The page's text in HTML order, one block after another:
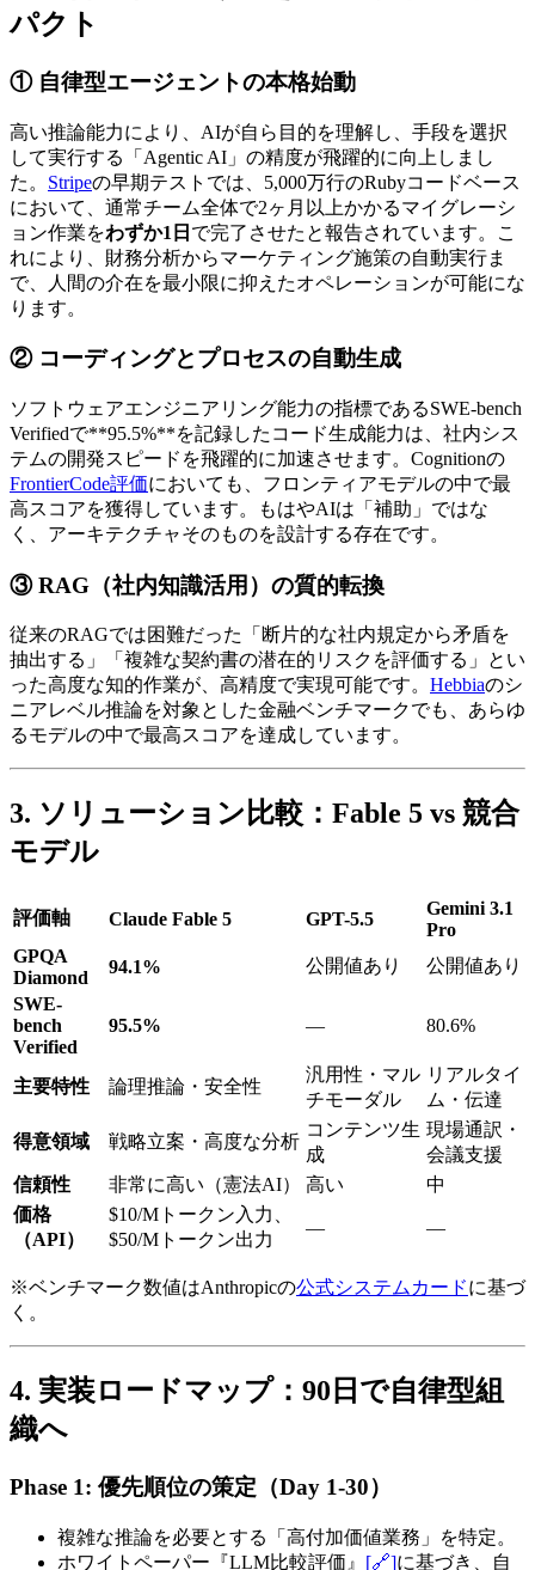
パクト
① 自律型エージェントの本格始動
高い推論能力により、AIが自ら目的を理解し、手段を選択
して実行する「Agentic AI」の精度が飛躍的に向上しまし
た。 Stripeの早期テストでは、5,000万行のRubyコードベース
において、通常チーム全体で2ヶ月以上かかるマイグレーシ
ョン作業をわずか1日 で完了させたと報告されています。こ
れにより、財務分析からマーケティング施策の自動実行ま
で、人間の介在を最小限に抑えたオペレーションが可能にな
ります。
② コーディングとプロセスの自動生成
ソフトウェアエンジニアリング能力の指標であるSWE-bench
Verifiedで**95.5%**を記録したコード生成能力は、社内シス
テムの開発スピードを飛躍的に加速させます。Cognitionの
FrontierCode評価においても、フロンティアモデルの中で最
高スコアを獲得しています。もはやAIは「補助」ではな
く、アーキテクチャそのものを設計する存在です。
③ RAG（社内知識活用）の質的転換
従来のRAGでは困難だった「断片的な社内規定から矛盾を
抽出する」「複雑な契約書の潜在的リスクを評価する」とい
った高度な知的作業が、高精度で実現可能です。 Hebbiaのシ
ニアレベル推論を対象とした金融ベンチマークでも、あらゆ
るモデルの中で最高スコアを達成しています。
3. ソリューション比較：Fable 5 vs 競合
モデル
評価軸 Claude Fable 5 GPT-5.5
Gemini 3.1
Pro
GPQA
Diamond
94.1% 公開値あり
公開値あり
SWE-
bench
Verified
95.5% — 80.6%
主要特性 論理推論・安全性
汎用性・マル
チモーダル
リアルタイ
ム・伝達
得意領域 戦略立案・高度な分析
コンテンツ生
成
現場通訳・
会議支援
信頼性
非常に高い（憲法AI） 高い
中
価格
（API）
$10/Mトークン入力、
$50/Mトークン出力
— —
※ベンチマーク数値はAnthropicの公式システムカードに基づ
く。
4. 実装ロードマップ：90日で自律型組
織へ
Phase 1: 優先順位の策定（Day 1-30）
複雑な推論を必要とする「高付加価値業務」を特定。
ホワイトペーパー『LLM比較評価』 [🔗]に基づき、自